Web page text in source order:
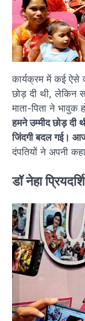
कार्यक्रम में कई ऐसे
छोड़ दी थी, लेकिन
माता-पिता ने
हमने उम्मीद छोड़ दी
जिंदगी बदल गई।
दंपतियों ने अपनी
डॉ नेहा